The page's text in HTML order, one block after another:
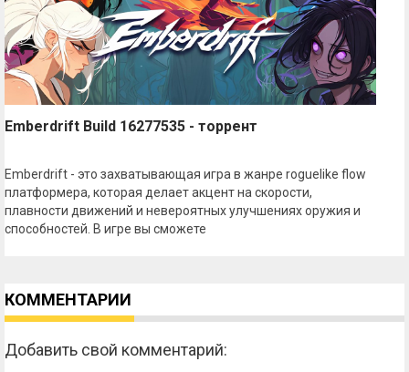
Emberdrift Build 16277535 - торрент
Emberdrift - это захватывающая игра в жанре roguelike flow
платформера, которая делает акцент на скорости,
плавности движений и невероятных улучшениях оружия и
способностей. В игре вы сможете
КОММЕНТАРИИ
Добавить свой комментарий: